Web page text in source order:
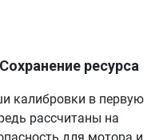
Сохранение ресурса
калибровки в первую
рассчитаны на